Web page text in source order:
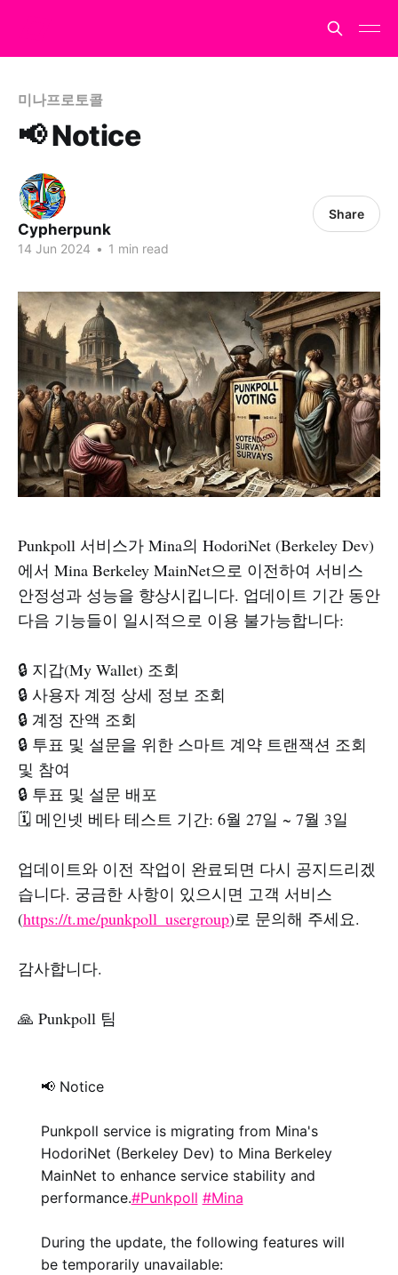
미나프로토콜
📢 Notice
Cypherpunk
14 Jun 2024 • 1 min read
Share
Punkpoll 서비스가 Mina의 HodoriNet (Berkeley Dev)
에서 Mina Berkeley MainNet으로 이전하여 서비스
안정성과 성능을 향상시킵니다. 업데이트 기간 동안
다음 기능들이 일시적으로 이용 불가능합니다:
🔒 지갑(My Wallet) 조회
🔒 사용자 계정 상세 정보 조회
🔒 계정 잔액 조회
🔒 투표 및 설문을 위한 스마트 계약 트랜잭션 조회
및 참여
🔒 투표 및 설문 배포
🗓️ 메인넷 베타 테스트 기간: 6월 27일 ~ 7월 3일
업데이트와 이전 작업이 완료되면 다시 공지드리겠
습니다. 궁금한 사항이 있으시면 고객 서비스
(https://t.me/punkpoll_usergroup)로 문의해 주세요.
감사합니다.
🙏 Punkpoll 팀
📢 Notice
Punkpoll service is migrating from Mina's
HodoriNet (Berkeley Dev) to Mina Berkeley
MainNet to enhance service stability and
performance.#Punkpoll #Mina
During the update, the following features will
be temporarily unavailable: